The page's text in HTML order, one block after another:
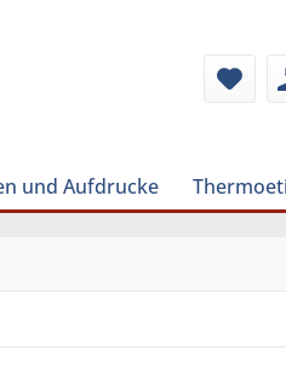
und Aufdrucke